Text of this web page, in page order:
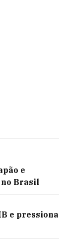
e
Brasil
e pressiona